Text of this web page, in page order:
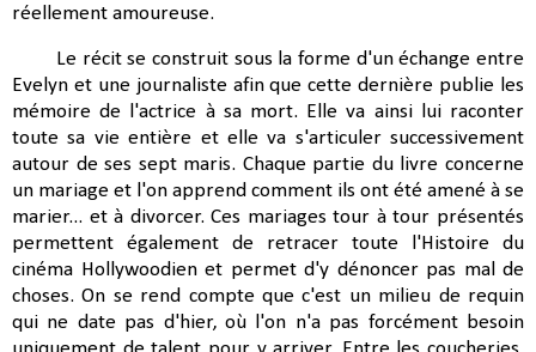
réellement amoureuse.
Le récit se construit sous la forme d'un échange entre
Evelyn et une journaliste afin que cette dernière publie les
mémoire de l'actrice à sa mort. Elle va ainsi lui raconter
toute sa vie entière et elle va s'articuler successivement
autour de ses sept maris. Chaque partie du livre concerne
un mariage et l'on apprend comment ils ont été amené à se
marier... et à divorcer. Ces mariages tour à tour présentés
permettent également de retracer toute l'Histoire du
cinéma Hollywoodien et permet d'y dénoncer pas mal de
choses. On se rend compte que c'est un milieu de requin
qui ne date pas d'hier, où l'on n'a pas forcément besoin